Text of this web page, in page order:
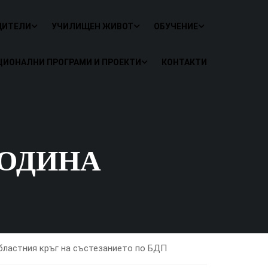
УЧИЛИЩЕН ЖИВОТ ОБУЧЕНИЕ
ПРОГРАМИ И ПРОЕКТИ КОНТАКТИ
кръг на състезанието по БДП